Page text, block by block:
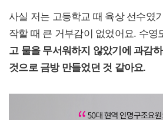
사실 저는 고등학교 때 육상 선수였
작할 때 큰 거부감이 없었어요. 수영
고 물을 무서워하지 않았기에 과감
것으로 금방 만들었던 것 같아요.